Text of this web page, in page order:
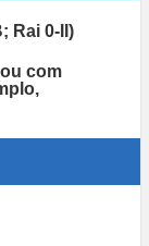
Rai 0-II)
com